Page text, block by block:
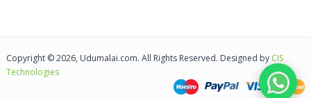
Copyright © 2026, Udumalai.com. All Rights Reserved. Designed by CIS
Technologies